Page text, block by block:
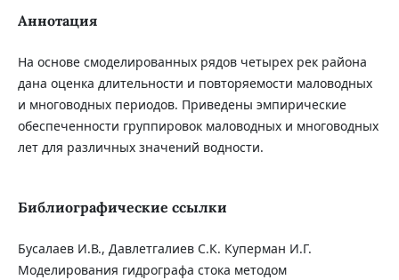
Аннотация
На основе смоделированных рядов четырех рек района
дана оценка длительности и повторяемости маловодных
и многоводных периодов. Приведены эмпирические
обеспеченности группировок маловодных и многоводных
лет для различных значений водности.
Библиографические ссылки
Бусалаев И.В., Давлетгалиев С.К. Куперман И.Г.
Моделирования гидрографа стока методом